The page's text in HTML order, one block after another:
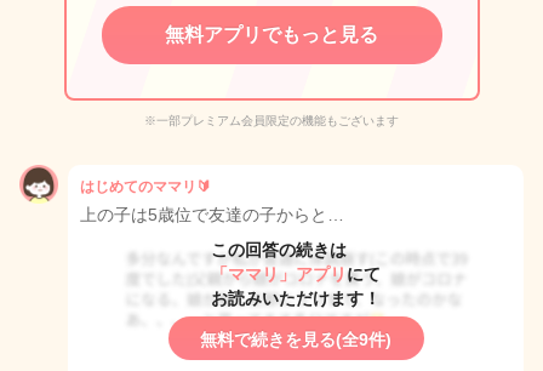
無料アプリでもっと見る
※一部プレミアム会員限定の機能もございます
はじめてのママリ🔰
上の子は5歳位で友達の子からと…
この回答の続きは
「ママリ」アプリ にて
お読みいただけます！
無料で続きを見る(全9件)